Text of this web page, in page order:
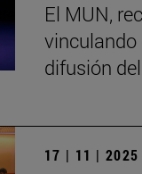
El MUN,
vinculando
difusión
17 | 11 | 2025